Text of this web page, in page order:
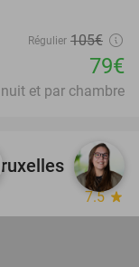
Régulier 105€
79€
et par chambre
25%
7.5 star